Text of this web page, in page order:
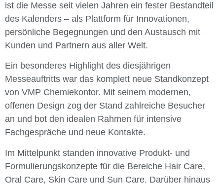
ist die Messe seit vielen Jahren ein fester Bestandteil
des Kalenders – als Plattform für Innovationen,
persönliche Begegnungen und den Austausch mit
Kunden und Partnern aus aller Welt.
Ein besonderes Highlight des diesjährigen
Messeauftritts war das komplett neue Standkonzept
von VMP Chemiekontor. Mit seinem modernen,
offenen Design zog der Stand zahlreiche Besucher
an und bot den idealen Rahmen für intensive
Fachgespräche und neue Kontakte.
Im Mittelpunkt standen innovative Produkt- und
Formulierungskonzepte für die Bereiche Hair Care,
Oral Care, Skin Care und Sun Care. Darüber hinaus